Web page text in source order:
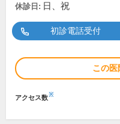
休診日: 日、祝
初診電話受付
この医
アクセス数※